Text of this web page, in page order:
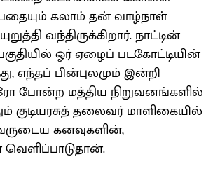
கலாம் தன் வாழ்நாள்
வந்திருக்கிறார். நாட்டின்
ஓர் ஏழைப் படகோட்டியின்
எந்தப் பின்புலமும் இன்றி
போன்ற மத்திய நிறுவனங்களில்
குடியரசுத் தலைவர் மாளிகையில்
கனவுகளின்,